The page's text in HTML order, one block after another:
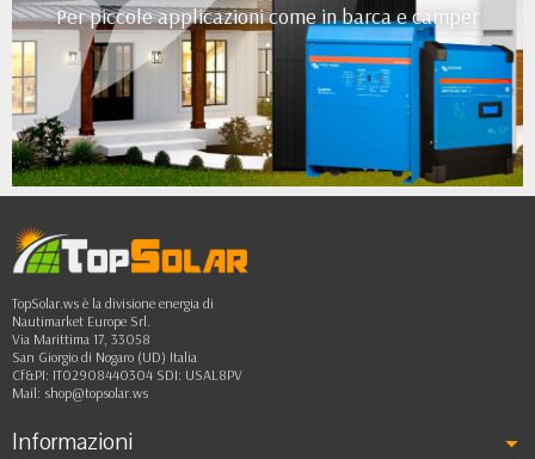
Per piccole applicazioni come in barca e camper
•
•
•
•
••
TopSolar.ws è la divisione energia di
Nautimarket Europe Srl.
Via Marittima 17, 33058
San Giorgio di Nogaro (UD) Italia
Cf&PI: IT02908440304 SDI: USAL8PV
Mail: shop@topsolar.ws
Informazioni